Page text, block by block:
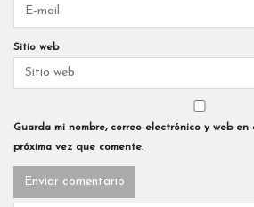
Sitio web
Guarda mi nombre, correo electrónico y web
próxima vez que comente.